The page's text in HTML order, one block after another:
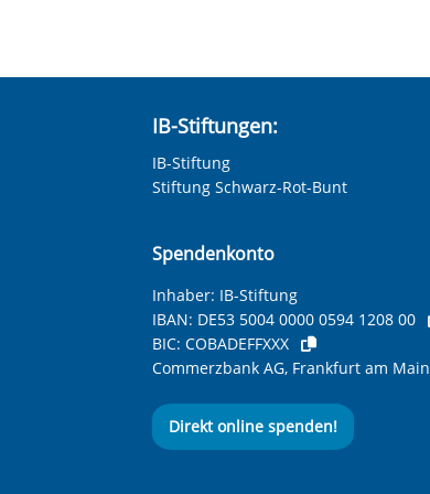
IB-Stiftungen:
IB-Stiftung
Stiftung Schwarz-Rot-Bunt
Spendenkonto
Inhaber: IB-Stiftung
IBAN: DE53 5004 0000 0594 1208 00
BIC: COBADEFFXXX
Commerzbank AG, Frankfurt am Main
Direkt online spenden!